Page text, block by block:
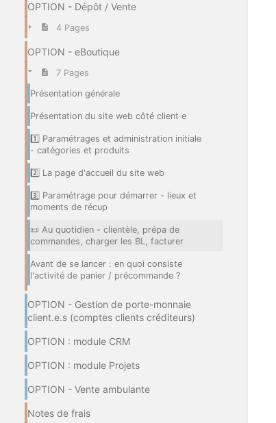
OPTION - Dépôt / Vente
4 Pages
OPTION - eBoutique
7 Pages
Présentation générale
Présentation du site web côté client·e
1️⃣ Paramétrages et administration initiale
- catégories et produits
2️⃣ La page d'accueil du site web
3️⃣ Paramétrage pour démarrer - lieux et
moments de récup
📜 Au quotidien - clientèle, prépa de
commandes, charger les BL, facturer
Avant de se lancer : en quoi consiste
l'activité de panier / précommande ?
OPTION - Gestion de porte-monnaie
client.e.s (comptes clients créditeurs)
OPTION : module CRM
OPTION : module Projets
OPTION - Vente ambulante
Notes de frais